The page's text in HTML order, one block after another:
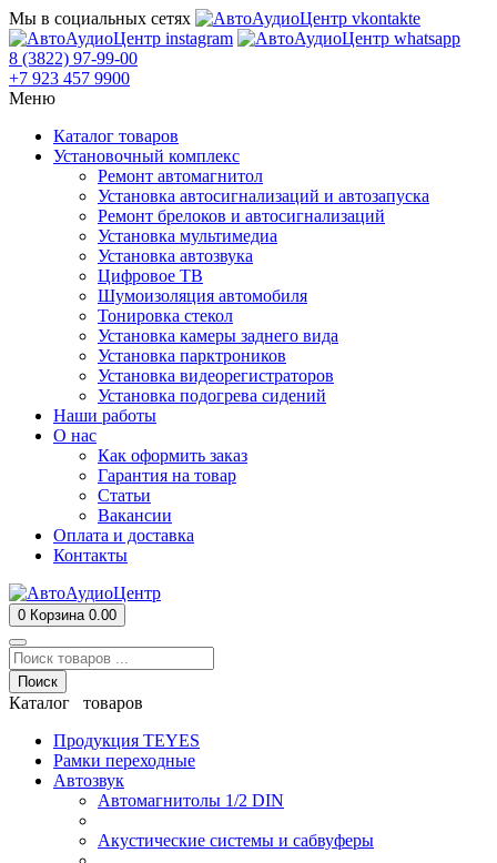
Мы в социальных сетях
8 (3822) 97-99-00
+7 923 457 9900
Меню
Каталог товаров
Установочный комплекс
Ремонт автомагнитол
Установка автосигнализаций и автозапуска
Ремонт брелоков и автосигнализаций
Установка мультимедиа
Установка автозвука
Цифровое ТВ
Шумоизоляция автомобиля
Тонировка стекол
Установка камеры заднего вида
Установка парктроников
Установка видеорегистраторов
Установка подогрева сидений
Наши работы
О нас
Как оформить заказ
Гарантия на товар
Статьи
Вакансии
Оплата и доставка
Контакты
0 Корзина 0.00
Поиск
Каталог товаров
Продукция TEYES
Рамки переходные
Автозвук
Автомагнитолы 1/2 DIN
Акустические системы и сабвуферы